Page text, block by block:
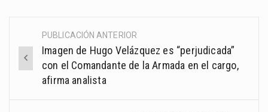
Post
navigation
PUBLICACIÓN ANTERIOR
Imagen de Hugo Velázquez es “perjudicada”
con el Comandante de la Armada en el cargo,
afirma analista